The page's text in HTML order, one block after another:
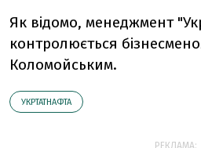
Як відомо, менеджмент
контролюється
Коломойським.
УКРТАТНАФТА
РЕКЛАМА: